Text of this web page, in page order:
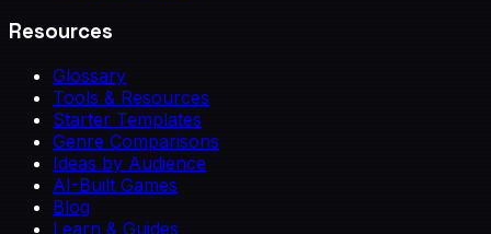
Resources
Glossary
Tools & Resources
Starter Templates
Genre Comparisons
Ideas by Audience
AI-Built Games
Blog
Learn & Guides